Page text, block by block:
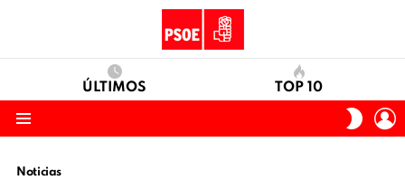
ÚLTIMOS TOP 10
SKIN
Noticias